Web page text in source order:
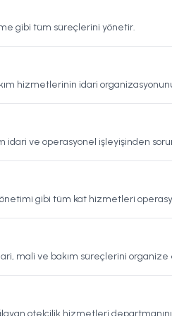
gibi tüm süreçlerini yönetir.
hizmetlerinin idari
ve operasyonel işleyişinden
gibi tüm kat hizmetleri
mali ve bakım süreçlerini organize